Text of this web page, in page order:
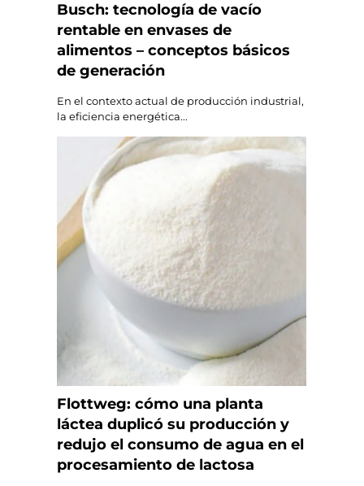
Busch: tecnología de vacío
rentable en envases de
alimentos – conceptos básicos
de generación
En el contexto actual de producción industrial,
la eficiencia energética...
Flottweg: cómo una planta
láctea duplicó su producción y
redujo el consumo de agua en el
procesamiento de lactosa